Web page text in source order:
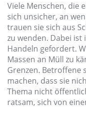
Viele Menschen, die
sich unsicher, an
trauen sie sich aus
zu wenden. Dabei ist
Handeln gefordert.
Massen an Müll zu
Grenzen. Betroffene
machen, dass sie
Thema nicht
ratsam, sich von